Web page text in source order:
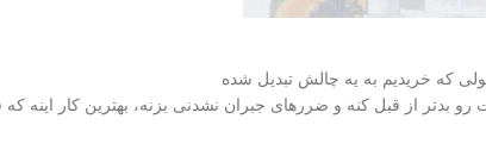
که خریدیم به یه چالش تبدیل شده
از قبل کنه و ضررهای جبران نشدنی بزنه، بهترین کار اینه که